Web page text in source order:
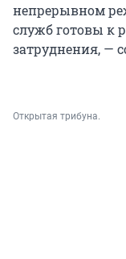
непрерывном
служб готовы к
затруднения, —
Открытая трибуна.